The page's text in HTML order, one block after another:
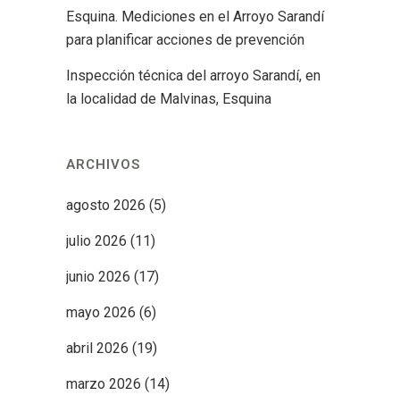
Esquina. Mediciones en el Arroyo Sarandí
para planificar acciones de prevención
Inspección técnica del arroyo Sarandí, en
la localidad de Malvinas, Esquina
ARCHIVOS
agosto 2026 (5)
julio 2026 (11)
junio 2026 (17)
mayo 2026 (6)
abril 2026 (19)
marzo 2026 (14)